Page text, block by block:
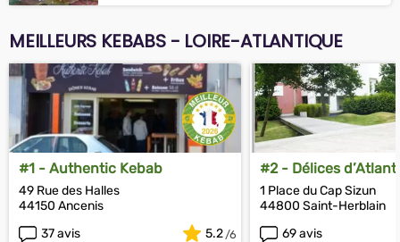
MEILLEURS KEBABS - LOIRE-ATLANTIQUE
#1 - Authentic Kebab
49 Rue des Halles
44150 Ancenis
37 avis
5.2
#2 - Délices
1 Place du Cap Sizun
44800 Saint-Herblain
69 avis